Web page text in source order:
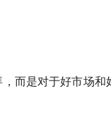
而是对于好市场和